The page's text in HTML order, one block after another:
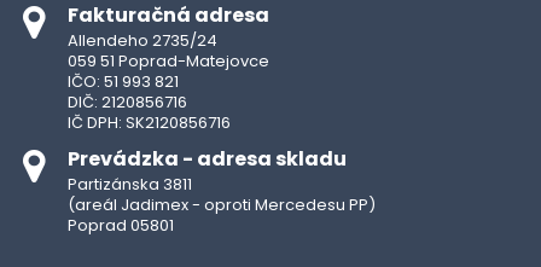
Fakturačná adresa
Allendeho 2735/24
059 51 Poprad-Matejovce
IČO: 51 993 821
DIČ: 2120856716
IČ DPH: SK2120856716
Prevádzka - adresa skladu
Partizánska 3811
(areál Jadimex - oproti Mercedesu PP)
Poprad 05801